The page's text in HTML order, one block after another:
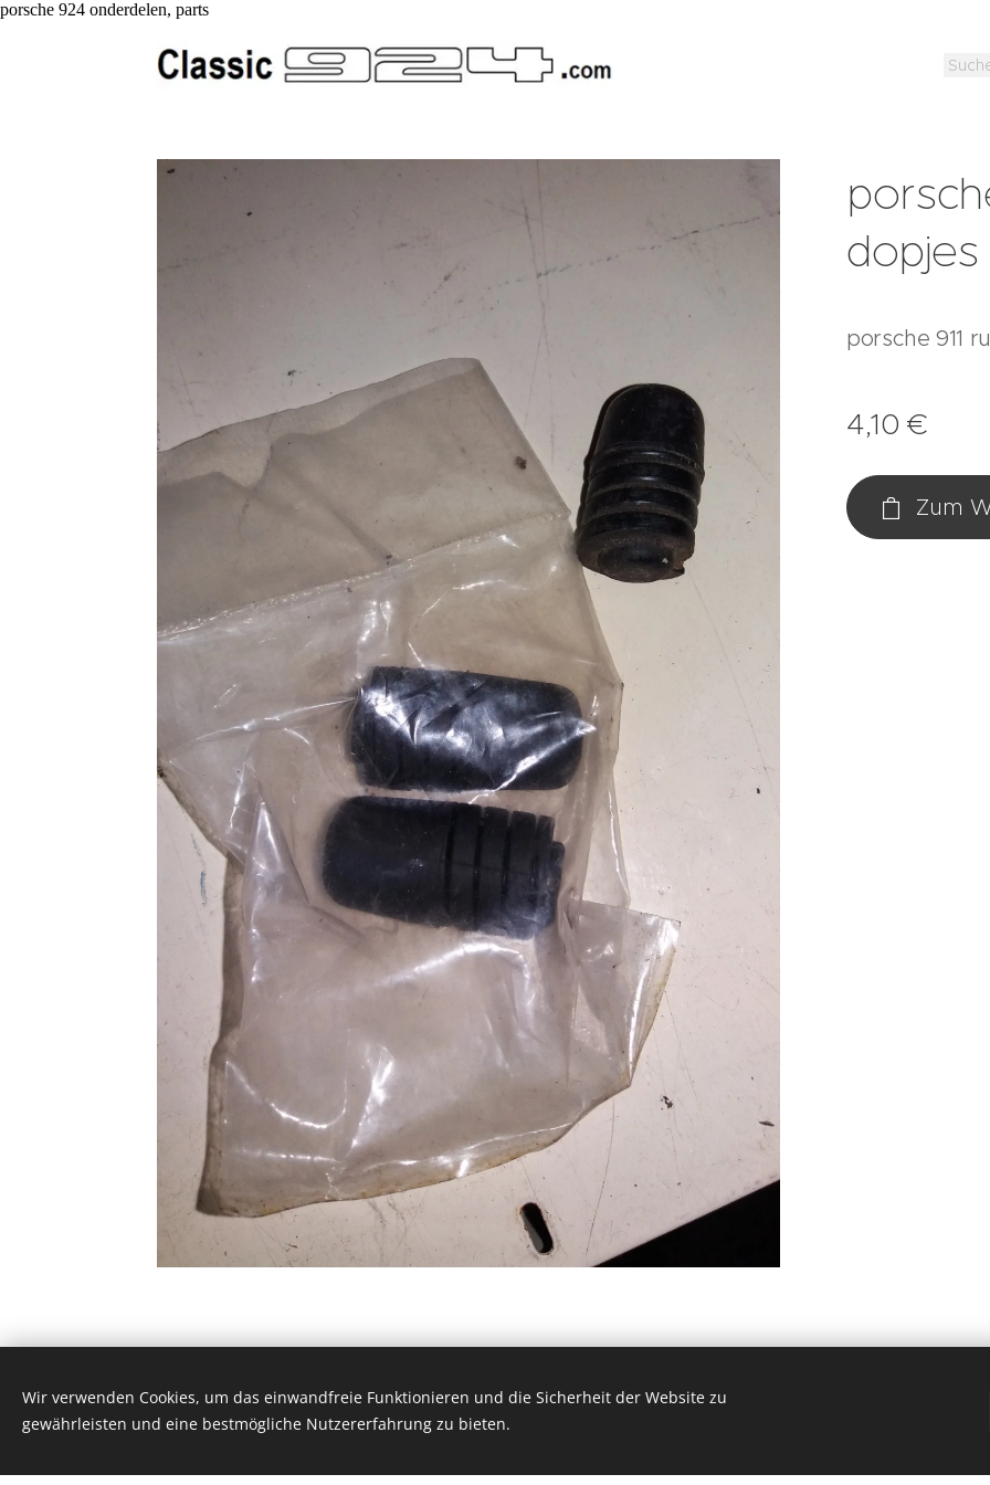
porsche 924 onderdelen, parts
porsche 911
4,10 €
Zum
Classic 924, Platinaweg 10, 6662PP, Elst, telf: 0031657047883 , The Netherlands
Wir verwenden Cookies, um das einwandfreie Funktionieren und die Sicherheit der Website zu
gewährleisten und eine bestmögliche Nutzererfahrung zu bieten.